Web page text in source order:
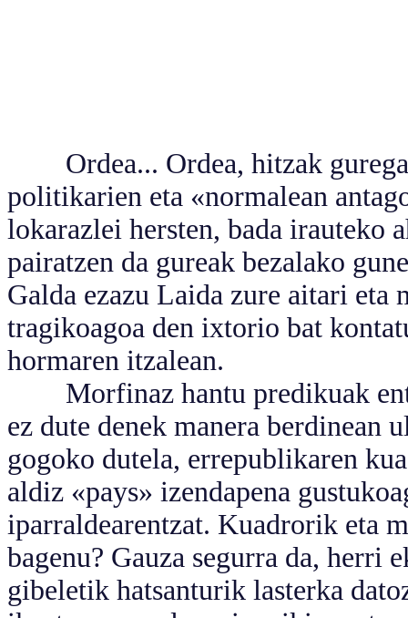
Ordea... Ordea, hitzak
politikarien eta «normalean
lokarazlei hersten, bada irauteko
pairatzen da gureak bezalako
Galda ezazu Laida zure aitari eta
tragikoagoa den ixtorio bat
hormaren itzalean.
Morfinaz hantu predikuak
ez dute denek manera berdinean
gogoko dutela, errepublikaren
aldiz «pays» izendapena
iparraldearentzat. Kuadrorik eta
bagenu? Gauza segurra da, herri
gibeletik hatsanturik lasterka